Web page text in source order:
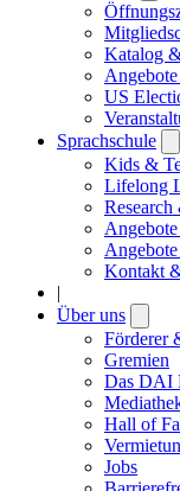
Katalog
US
Sprachschule
Kids &
Lifelong
Kontakt
|
Über uns
Förderer
Gremien
Das DAI
Hall of
Jobs